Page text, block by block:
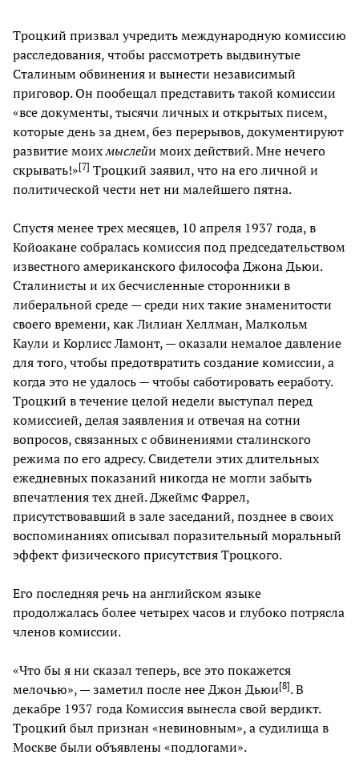
Троцкий призвал учредить международную комиссию
расследования, чтобы рассмотреть выдвинутые
Сталиным обвинения и вынести независимый
приговор. Он пообещал представить такой комиссии
«все документы, тысячи личных и открытых писем,
которые день за днем, без перерывов, документируют
развитие моихмыслейи моих действий. Мне нечего
скрывать!»[7] Троцкий заявил, что на его личной и
политической чести нет ни малейшего пятна.
Спустя менее трех месяцев, 10 апреля 1937 года, в
Койоакане собралась комиссия под председательством
известного американского философа Джона Дьюи.
Сталинисты и их бесчисленные сторонники в
либеральной среде — среди них такие знаменитости
своего времени, как Лилиан Хеллман, Малкольм
Каули и Корлисс Ламонт, — оказали немалое давление
для того, чтобы предотвратить создание комиссии, а
когда это не удалось — чтобы саботировать ееработу.
Троцкий в течение целой недели выступал перед
комиссией, делая заявления и отвечая на сотни
вопросов, связанных с обвинениями сталинского
режима по его адресу. Свидетели этих длительных
ежедневных показаний никогда не могли забыть
впечатления тех дней. Джеймс Фаррел,
присутствовавший в зале заседаний, позднее в своих
воспоминаниях описывал поразительный моральный
эффект физического присутствия Троцкого.
Его последняя речь на английском языке
продолжалась более четырех часов и глубоко потрясла
членов комиссии.
«Что бы я ни сказал теперь, все это покажется
мелочью», — заметил после нее Джон Дьюи[8]. В
декабре 1937 года Комиссия вынесла свой вердикт.
Троцкий был признан «невиновным», а судилища в
Москве были объявлены «подлогами».